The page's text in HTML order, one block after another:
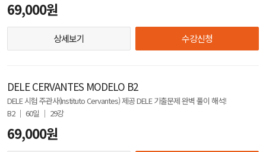
69,000원
상세보기 수강신청
DELE CERVANTES MODELO B2
DELE 시험 주관사(Instituto Cervantes) 제공 DELE 기출문제 완벽 풀이 해석!
B2 │ 60일 │ 29강
69,000원